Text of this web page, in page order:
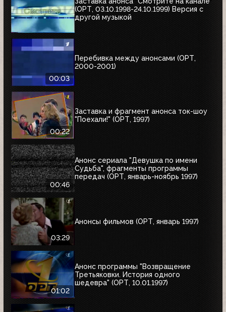
(ОРТ, 03.10.1998-24.10.1999) Версия с
другой музыкой
00:03
Перебивка между анонсами (ОРТ,
2000-2001)
00:22
Заставка и фрагмент анонса ток-шоу
"Поехали!" (ОРТ, 1997)
00:46
Анонс сериала "Девушка по имени
Судьба", фрагменты программы
передач (ОРТ, январь-ноябрь 1997)
03:29
Анонсы фильмов (ОРТ, январь 1997)
01:02
Анонс программы "Возвращение
Третьяковки. История одного
шедевра" (ОРТ, 10.01.1997)